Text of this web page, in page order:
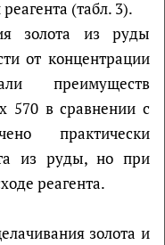
(табл. 3).
золота из руды
от концентрации
преимуществ
570 в сравнении с
практически
из руды, но при
реагента.
золота и